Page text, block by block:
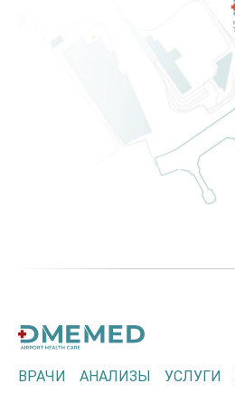
ВРАЧИ АНАЛИЗЫ УСЛУГИ